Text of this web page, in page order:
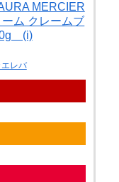
MERCIER
ム クレームブ
(i)
エレバ